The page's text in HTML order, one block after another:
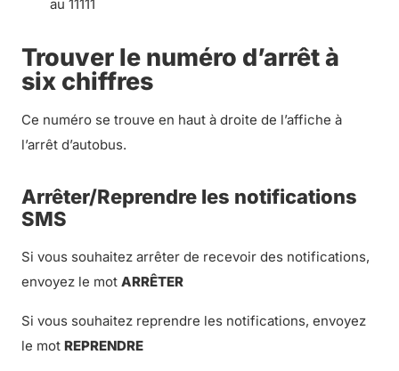
au 11111
Trouver le numéro d’arrêt à
six chiffres
Ce numéro se trouve en haut à droite de l’affiche à
l’arrêt d’autobus.
Arrêter/Reprendre les notifications
SMS
Si vous souhaitez arrêter de recevoir des notifications,
envoyez le mot ARRÊTER
Si vous souhaitez reprendre les notifications, envoyez
le mot REPRENDRE